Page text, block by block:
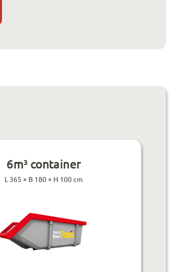
6m³ container
L 365 × B 180 × H 100 cm